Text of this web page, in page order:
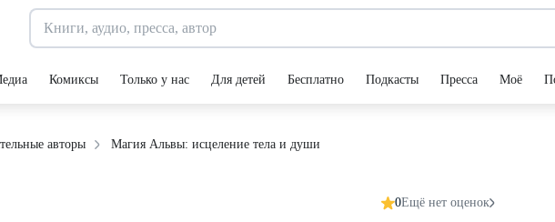
Комиксы Только у нас Для детей Бесплатно Подкасты Пресса Моё
авторы Магия Альвы: исцеление тела и души
0Ещё нет оценок